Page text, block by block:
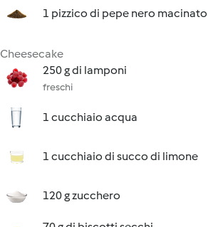
1 pizzico di pepe nero macinato
Cheesecake
250 g di lamponi
freschi
1 cucchiaio acqua
1 cucchiaio di succo di limone
120 g zucchero